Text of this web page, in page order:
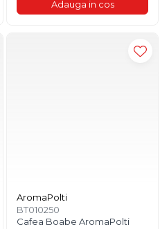
Adauga in cos
AromaPolti
BT010250
Cafea Boabe AromaPolti